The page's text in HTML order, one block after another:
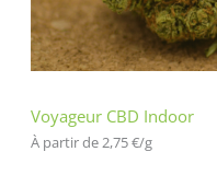
Voyageur CBD Indoor
À partir de 2,75€/g